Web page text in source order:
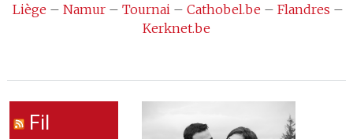
Liège – Namur– Tournai– Cathobel.be – Flandres –
Kerknet.be
Fil